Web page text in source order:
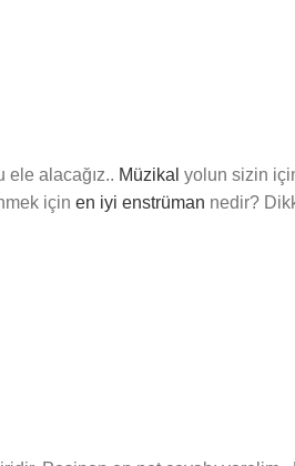
ele alacağız.. Müzikal yolun sizin
için en iyi enstrüman nedir?